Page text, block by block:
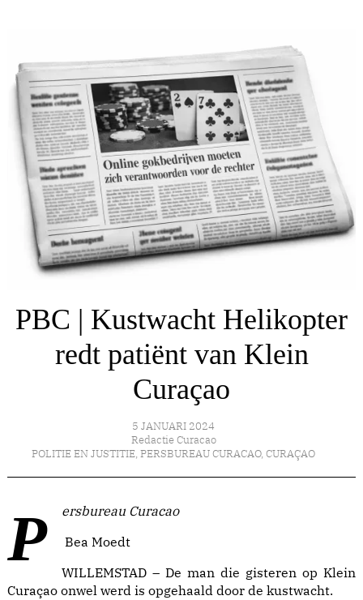
PBC | Kustwacht Helikopter
redt patiënt van Klein
Curaçao
5 JANUARI 2024
Redactie Curacao
POLITIE EN JUSTITIE, PERSBUREAU CURACAO, CURAÇAO
Persbureau Curacao
Bea Moedt
WILLEMSTAD – De man die gisteren op Klein
Curaçao onwel werd is opgehaald door de kustwacht.